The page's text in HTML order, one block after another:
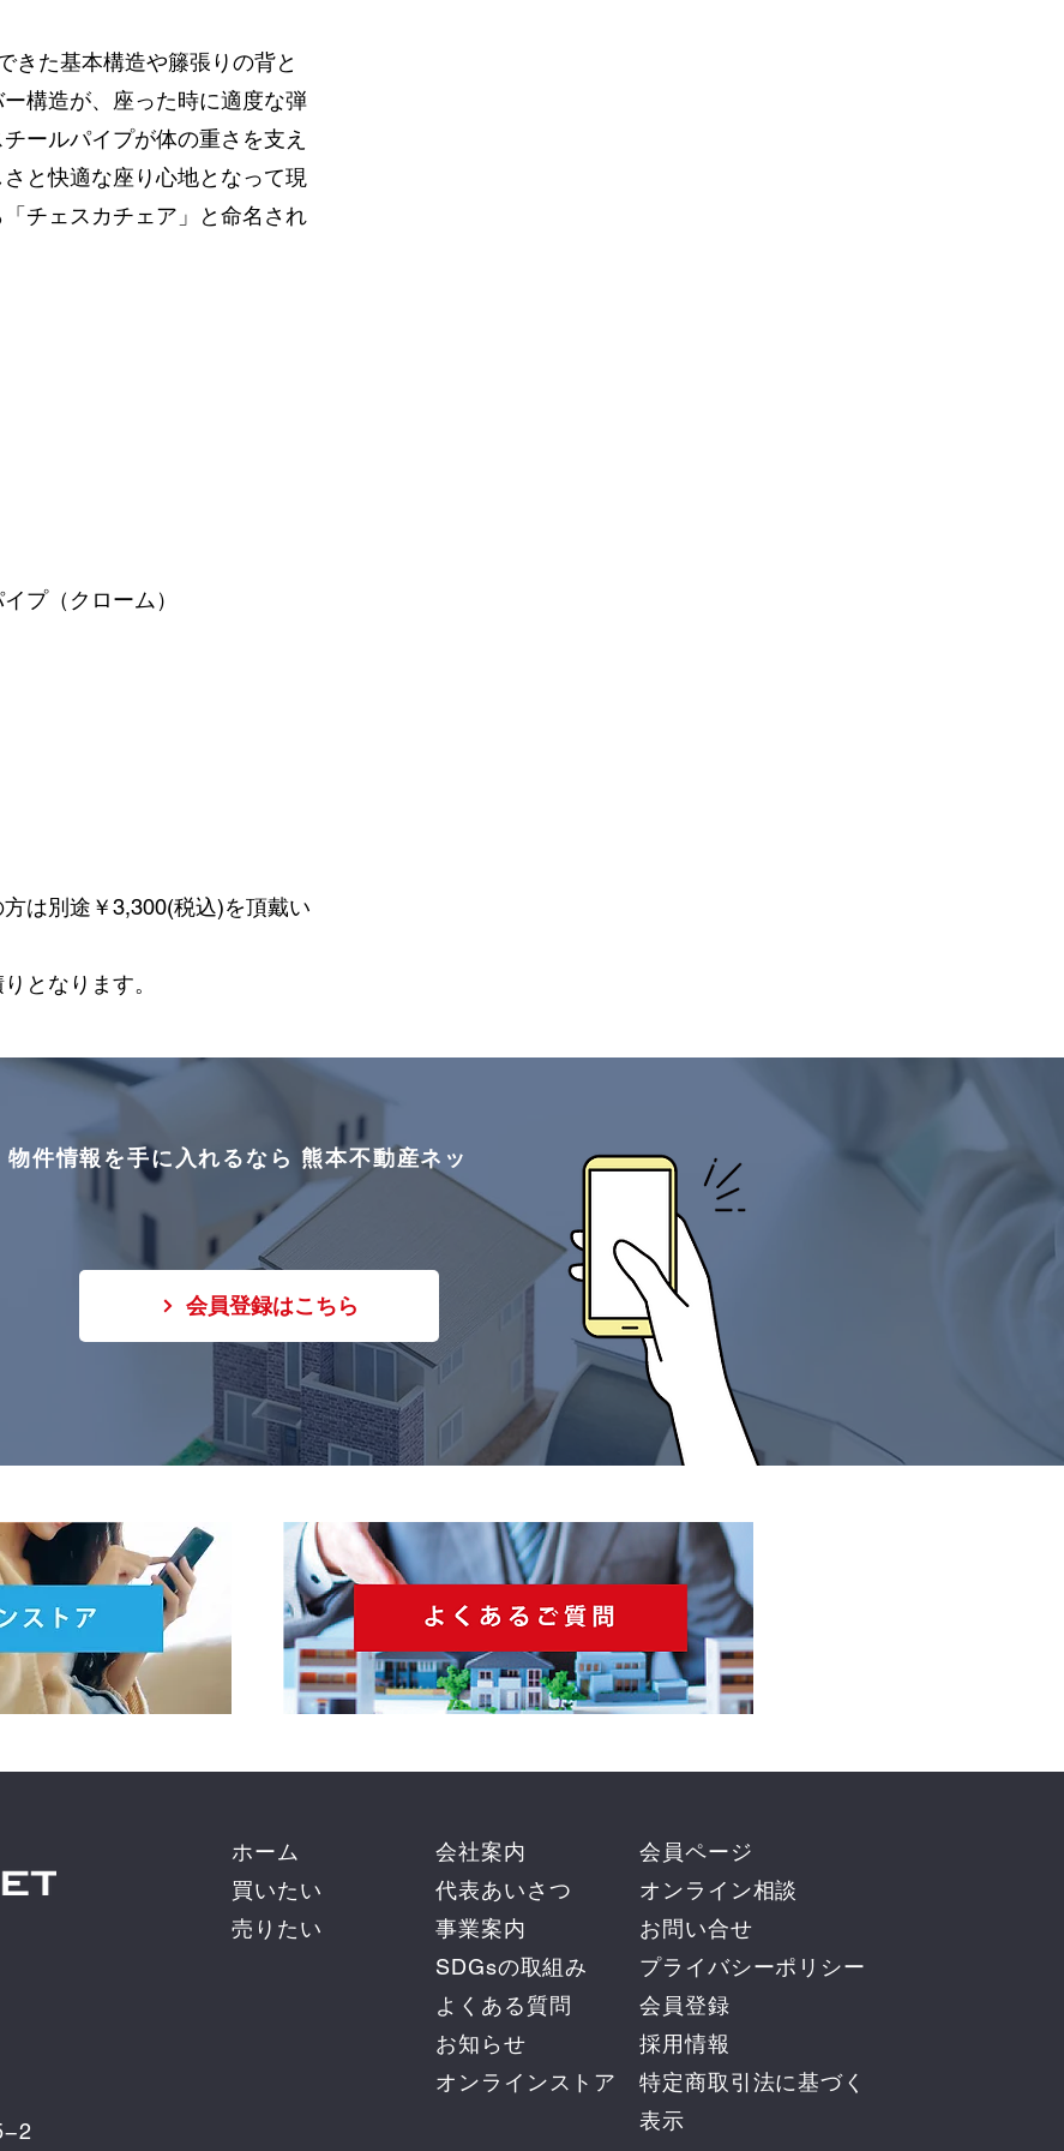
きた基本構造や籐張りの背と
構造が、座った時に適度な弾
ールパイプが体の重さを支え
と快適な座り心地となって現
チェスカチェア」と命名され
プ（クローム）
は別途￥3,300(税込)を頂戴い
となります。
件情報を手に入れるなら 熊本不動産ネッ
会員登録はこちら
ホーム
買いたい
売りたい
会社案内
代表あいさつ
事業案内
SDGsの取組み
よくある質問
お知らせ
オンラインストア
会員ページ
オンライン相談
お問い合せ
プライバシーポリシー
会員登録
採用情報
​特定商取引法に基づく
表示